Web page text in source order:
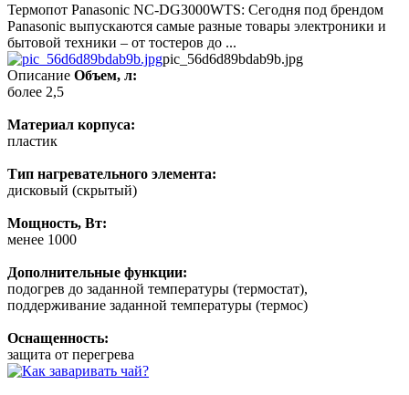
Термопот Panasonic NC-DG3000WTS: Сегодня под брендом
Panasonic выпускаются самые разные товары электроники и
бытовой техники – от тостеров до ...
pic_56d6d89bdab9b.jpg
Описание Объем, л:
более 2,5
Материал корпуса:
пластик
Тип нагревательного элемента:
дисковый (скрытый)
Мощность, Вт:
менее 1000
Дополнительные функции:
подогрев до заданной температуры (термостат),
поддерживание заданной температуры (термос)
Оснащенность:
защита от перегрева